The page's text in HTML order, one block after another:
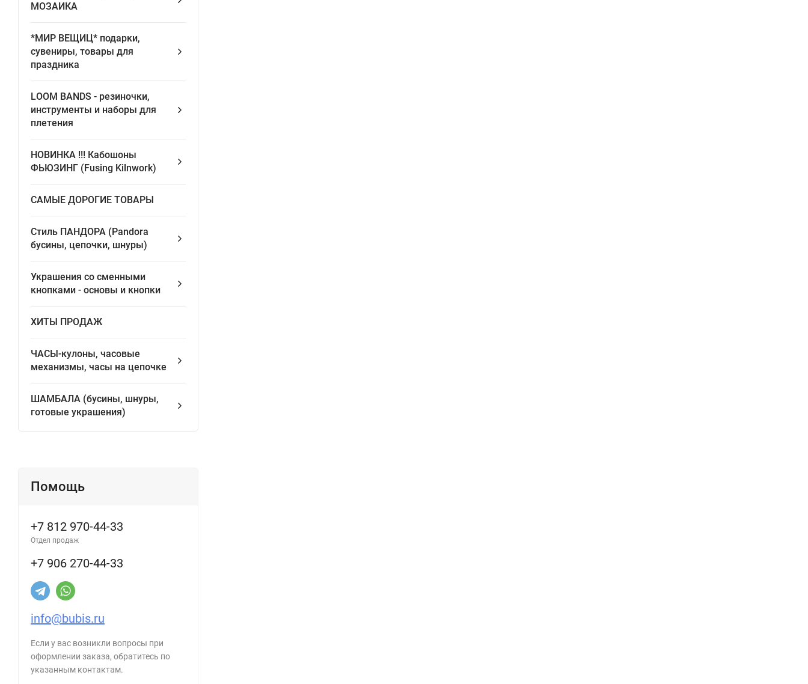
МОЗАИКА
*МИР ВЕЩИЦ* подарки,
сувениры, товары для
праздника
LOOM BANDS - pезиночки,
инструменты и наборы для
плетения
НОВИНКА !!! Кабошоны
ФЬЮЗИНГ (Fusing Kilnwork)
САМЫЕ ДОРОГИЕ ТОВАРЫ
Стиль ПАНДОРА (Pandora
бусины, цепочки, шнуры)
Украшения со сменными
кнопками - основы и кнопки
ХИТЫ ПРОДАЖ
ЧАСЫ-кулоны, часовые
механизмы, часы на цепочке
ШАМБАЛА (бусины, шнуры,
готовые украшения)
Помощь
+7 812 970-44-33
Отдел продаж
+7 906 270-44-33
info@bubis.ru
Если у вас возникли вопросы при
оформлении заказа, обратитесь по
указанным контактам.